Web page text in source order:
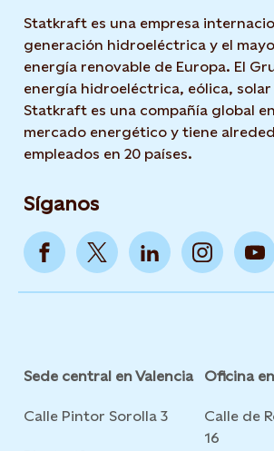
Statkraft es una empresa
generación hidroeléctrica y el
energía renovable de Europa. El
energía hidroeléctrica, eólica, solar
Statkraft es una compañía global
mercado energético y tiene
empleados en 20 países.
Síganos
Sede central en Valencia
Calle Pintor Sorolla 3
Oficina
Calle de
16